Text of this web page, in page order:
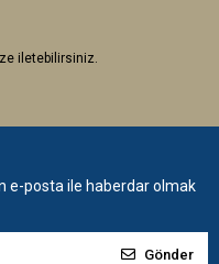
iletebilirsiniz.
e-posta ile haberdar olmak
Gönder